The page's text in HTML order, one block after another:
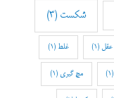
شکست (3)
عقل (1) غلط (1)
(1) مچ گیری (1)